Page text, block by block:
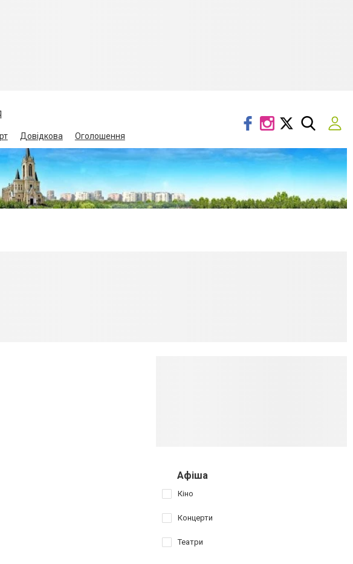
Довідкова Оголошення
Афіша
Кіно
Концерти
Театри